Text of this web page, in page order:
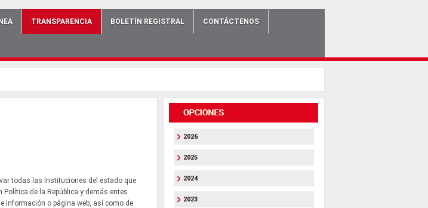
TRANSPARENCIA BOLETÍN REGISTRAL CONTÁCTENOS
todas las Instituciones del estado que
de la República y demás entes
información o página web, así como de
2026
2025
2024
2023